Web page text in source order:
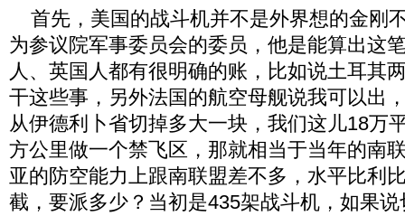
首先，美国的战斗机并不是外界想的金刚
为参议院军事委员会的委员，他是能算出这
人、英国人都有很明确的账，比如说土耳其
干这些事，另外法国的航空母舰说我可以出
从伊德利卜省切掉多大一块，我们这儿18万
方公里做一个禁飞区，那就相当于当年的南
亚的防空能力上跟南联盟差不多，水平比利
截，要派多少？当初是435架战斗机，如果